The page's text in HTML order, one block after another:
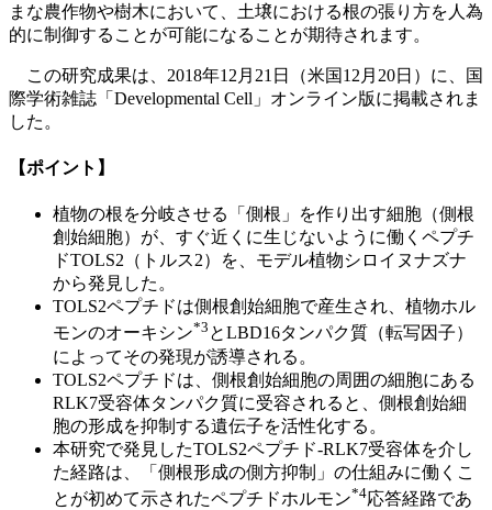
まな農作物や樹木において、土壌における根の張り方を人為
的に制御することが可能になることが期待されます。
この研究成果は、2018年12月21日（米国12月20日）に、国
際学術雑誌「Developmental Cell」オンライン版に掲載されま
した。
【ポイント】
植物の根を分岐させる「側根」を作り出す細胞（側根
創始細胞）が、すぐ近くに生じないように働くペプチ
ドTOLS2（トルス2）を、モデル植物シロイヌナズナ
から発見した。
TOLS2ペプチドは側根創始細胞で産生され、植物ホル
モンのオーキシン*3 とLBD16タンパク質（転写因子）
によってその発現が誘導される。
TOLS2ペプチドは、側根創始細胞の周囲の細胞にある
RLK7受容体タンパク質に受容されると、側根創始細
胞の形成を抑制する遺伝子を活性化する。
本研究で発見したTOLS2ペプチド-RLK7受容体を介し
た経路は、「側根形成の側方抑制」の仕組みに働くこ
とが初めて示されたペプチドホルモン*4応答経路であ